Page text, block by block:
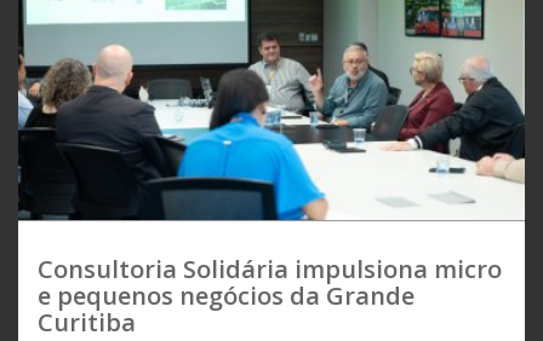
Consultoria Solidária impulsiona micro
e pequenos negócios da Grande
Curitiba